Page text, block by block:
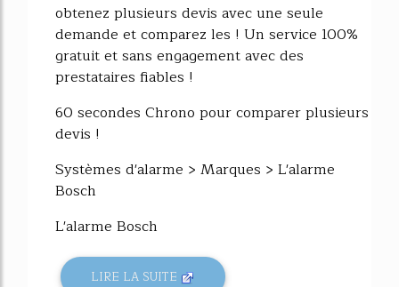
obtenez plusieurs devis avec une seule
demande et comparez les ! Un service 100%
gratuit et sans engagement avec des
prestataires fiables !
60 secondes Chrono pour comparer plusieurs
devis !
Systèmes d'alarme > Marques > L'alarme
Bosch
L'alarme Bosch
LIRE LA SUITE